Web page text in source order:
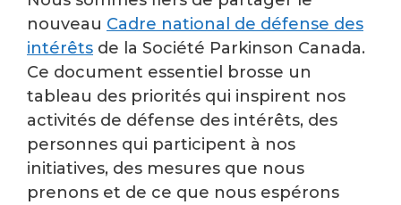
nouveau Cadre national de défense des
intérêts de la Société Parkinson Canada.
Ce document essentiel brosse un
tableau des priorités qui inspirent nos
activités de défense des intérêts, des
personnes qui participent à nos
initiatives, des mesures que nous
prenons et de ce que nous espérons